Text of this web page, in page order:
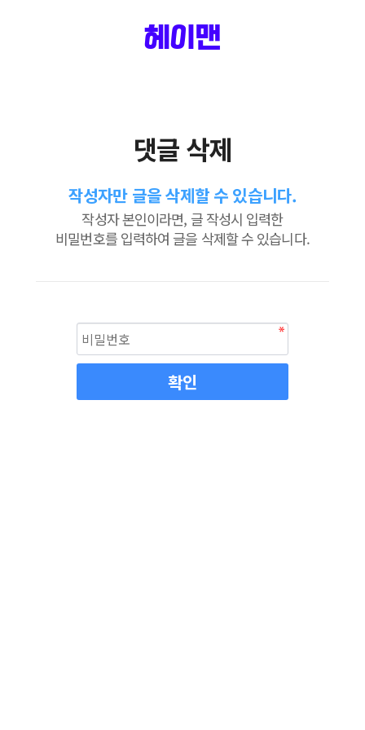
헤이맨
댓글 삭제
작성자만 글을 삭제할 수 있습니다.
작성자 본인이라면, 글 작성시 입력한
비밀번호를 입력하여 글을 삭제할 수 있습니다.